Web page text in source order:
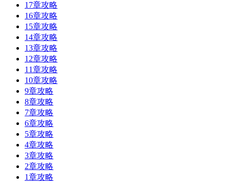
17章攻略
16章攻略
15章攻略
14章攻略
13章攻略
12章攻略
11章攻略
10章攻略
9章攻略
8章攻略
7章攻略
6章攻略
5章攻略
4章攻略
3章攻略
2章攻略
1章攻略